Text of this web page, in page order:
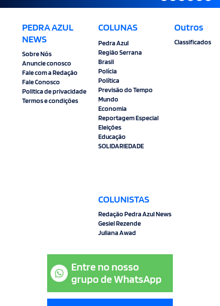
PEDRA AZUL
NEWS
Sobre Nós
Anuncie conosco
Fale com a Redação
Fale Conosco
Politica de privacidade
Termos e condições
COLUNAS
Pedra Azul
Região Serrana
Brasil
Polícia
Política
Previsão do Tempo
Mundo
Economia
Reportagem Especial
Eleições
Educação
SOLIDARIEDADE
COLUNISTAS
Redação Pedra Azul News
Gesiel Rezende
Juliana Awad
Outros
Classificados
Entre no nosso
grupo de WhatsApp